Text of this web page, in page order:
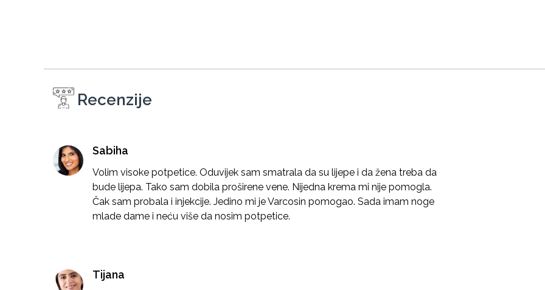
Recenzije
Sabiha
Volim visoke potpetice. Oduvijek sam smatrala da su lijepe i da žena treba da
bude lijepa. Tako sam dobila proširene vene. Nijedna krema mi nije pomogla.
Čak sam probala i injekcije. Jedino mi je Varcosin pomogao. Sada imam noge
mlade dame i neću više da nosim potpetice.
Tijana